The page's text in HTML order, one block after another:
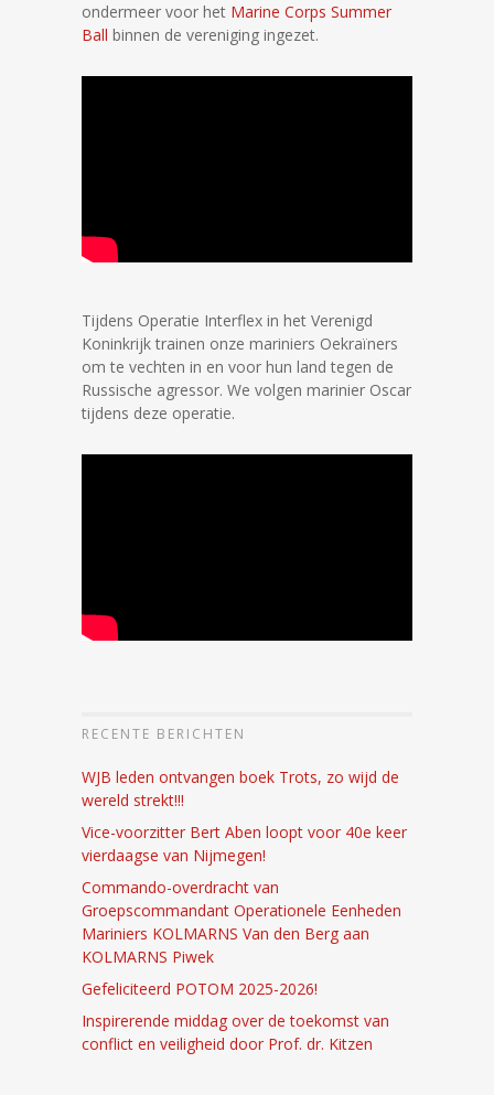
ondermeer voor het Marine Corps Summer
Ball binnen de vereniging ingezet.
Tijdens Operatie Interflex in het Verenigd
Koninkrijk trainen onze mariniers Oekraïners
om te vechten in en voor hun land tegen de
Russische agressor. We volgen marinier Oscar
tijdens deze operatie.
RECENTE BERICHTEN
WJB leden ontvangen boek Trots, zo wijd de
wereld strekt!!!
Vice-voorzitter Bert Aben loopt voor 40e keer
vierdaagse van Nijmegen!
Commando-overdracht van
Groepscommandant Operationele Eenheden
Mariniers KOLMARNS Van den Berg aan
KOLMARNS Piwek
Gefeliciteerd POTOM 2025-2026!
Inspirerende middag over de toekomst van
conflict en veiligheid door Prof. dr. Kitzen